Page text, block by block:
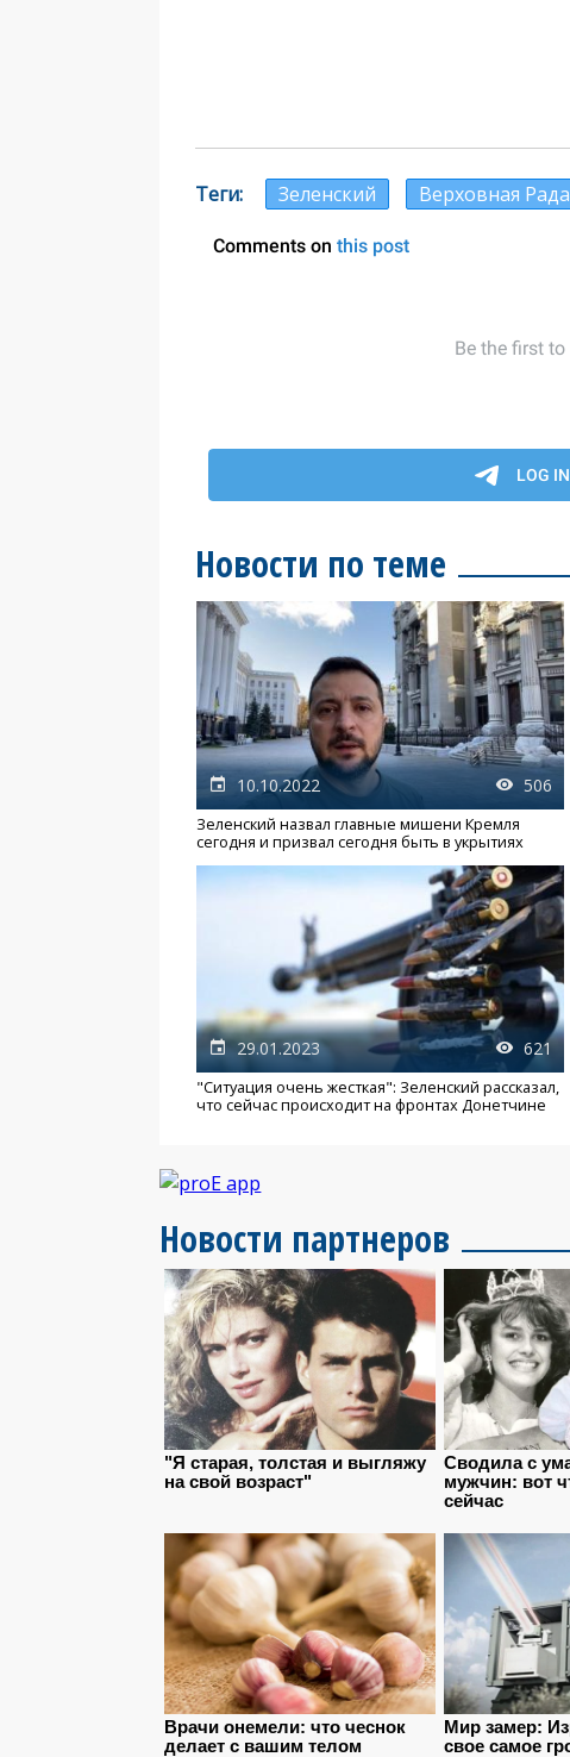
Теги Зеленский Верховная Рада
Новости по теме
10.10.2022 506
Зеленский назвал главные мишени Кремля
сегодня и призвал сегодня быть в укрытиях
29.01.2023 621
"Ситуация очень жесткая": Зеленский рассказал,
что сейчас происходит на фронтах Донетчине
Новости партнеров